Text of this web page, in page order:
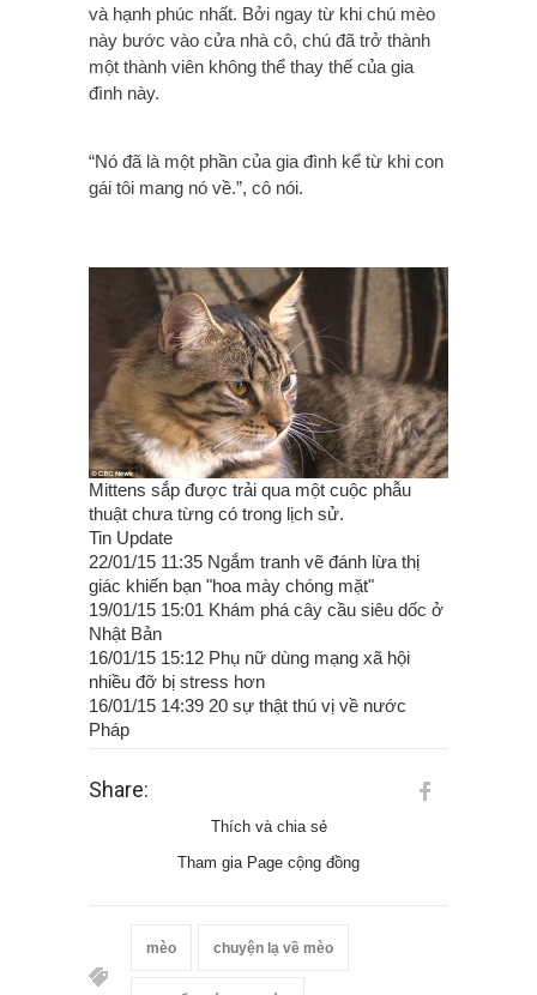
và hạnh phúc nhất. Bởi ngay từ khi chú mèo
này bước vào cửa nhà cô, chú đã trở thành
một thành viên không thể thay thế của gia
đình này.
“Nó đã là một phần của gia đình kể từ khi con
gái tôi mang nó về.”, cô nói.
Mittens sắp được trải qua một cuộc phẫu
thuật chưa từng có trong lịch sử.
Tin Update
22/01/15 11:35 Ngắm tranh vẽ đánh lừa thị
giác khiến bạn "hoa mày chóng mặt"
19/01/15 15:01 Khám phá cây cầu siêu dốc ở
Nhật Bản
16/01/15 15:12 Phụ nữ dùng mạng xã hội
nhiều đỡ bị stress hơn
16/01/15 14:39 20 sự thật thú vị về nước
Pháp
Share:
Thích và chia sẻ
Tham gia Page cộng đồng
mèo chuyện lạ về mèo